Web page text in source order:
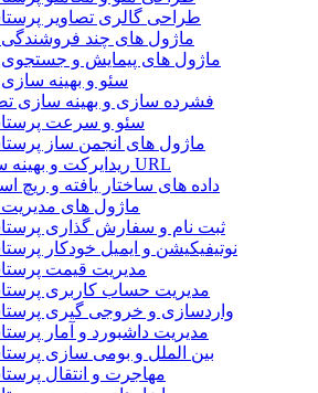
طراحی گالری تصاویر
ماژول های چند
ماژول های پیمایش و
سئو و بهینه
فشرده سازی و بهینه سازی
سئو و سرعت
ماژول های انجمن ساز
ریدایرکت و بهینه سازی URL
داده های ساختار یافته و ریچ
ماژول های
ثبت نام و سفارش گذاری
نوتیفیکیشن و ایمیل خودکار
مدیریت قیمت
مدیریت حساب کاربری
واردسازی و خروجی گیری
مدیریت داشبورد و آمار
بین الملل و بومی سازی
مهاجرت و انتقال